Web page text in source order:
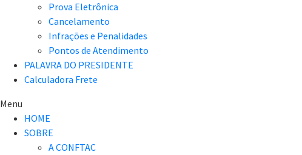
Prova Eletrônica
Cancelamento
Infrações e Penalidades
Pontos de Atendimento
PALAVRA DO PRESIDENTE
Calculadora Frete
Menu
HOME
SOBRE
A CONFTAC